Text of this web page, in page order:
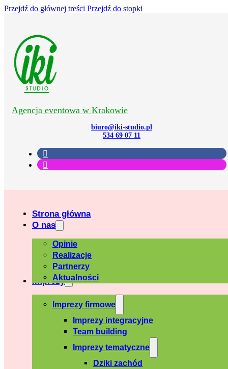
Przejdź do głównej treści Przejdź do stopki
Agencja eventowa w Krakowie
biuro@iki-studio.pl
534 69 07 11
Strona główna
O nas
Opinie
Realizacje
Partnerzy
Aktualności
Imprezy
Imprezy firmowe
Imprezy integracyjne
Team building
Imprezy tematyczne
Dziki zachód